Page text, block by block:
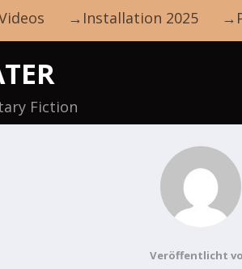
→Installation 2025
Fiction
Veröffentlicht